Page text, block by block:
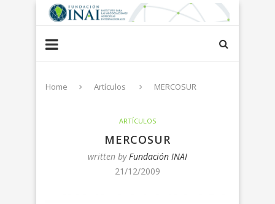
Home Artículos MERCOSUR
ARTÍCULOS
MERCOSUR
written by Fundación INAI
21/12/2009